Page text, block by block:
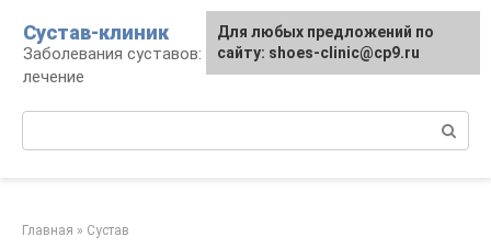
контенту
Сустав-клиник
Заболевания суставов: профилактика и
лечение
Главная » Сустав
Для любых предложений по
сайту: shoes-clinic@cp9.ru